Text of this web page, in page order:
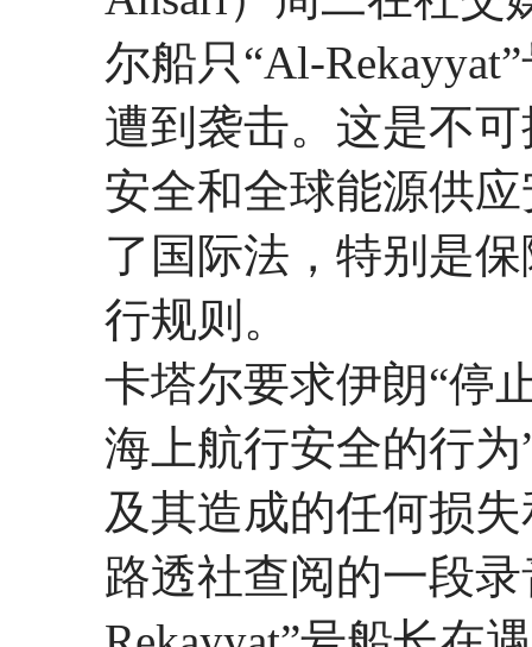
尔船只“Al-
遭到袭击。这是不
安全和全球能源供
了国际法，特别是
行规则。
卡塔尔要求伊朗“停
海上航行安全的行
及其造成的任何损
路透社查阅的一段